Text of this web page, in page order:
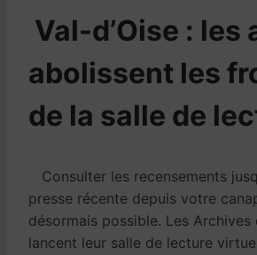
​Val-d’Oise : les
abolissent les
de la salle de
Consulter les recensements
presse récente depuis votre
désormais possible. Les Archives
lancent leur salle de lecture